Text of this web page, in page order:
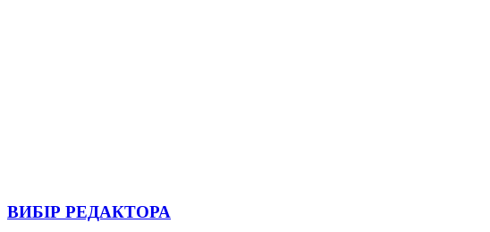
ВИБІР РЕДАКТОРА